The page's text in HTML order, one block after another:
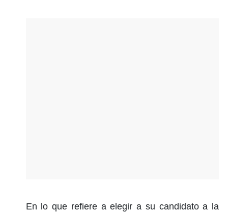
En lo que refiere a elegir a su candidato a la